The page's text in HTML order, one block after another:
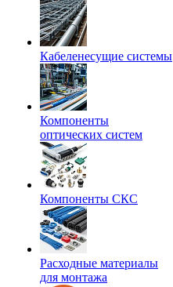
Кабеленесущие системы
Компоненты
оптических систем
Компоненты СКС
Расходные материалы
для монтажа